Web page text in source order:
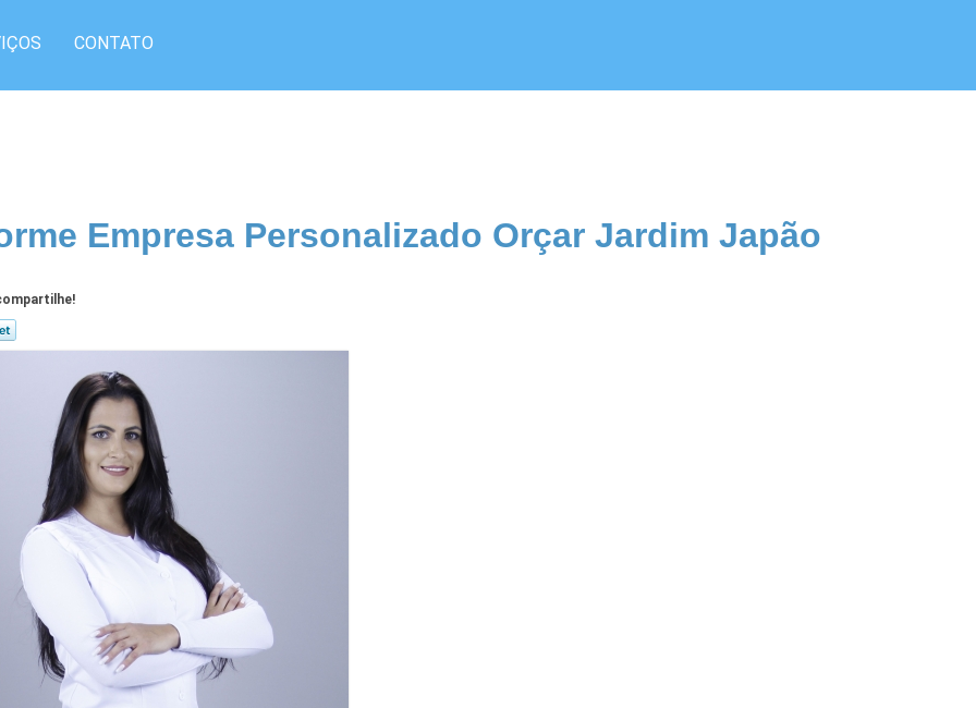
CONTATO
Empresa Personalizado Orçar Jardim Japão